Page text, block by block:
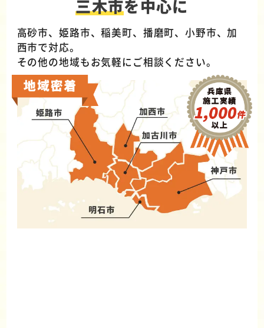
三木市を中心に
高砂市、姫路市、稲美町、播磨町、小野市、加
西市で対応。
その他の地域もお気軽にご相談ください。